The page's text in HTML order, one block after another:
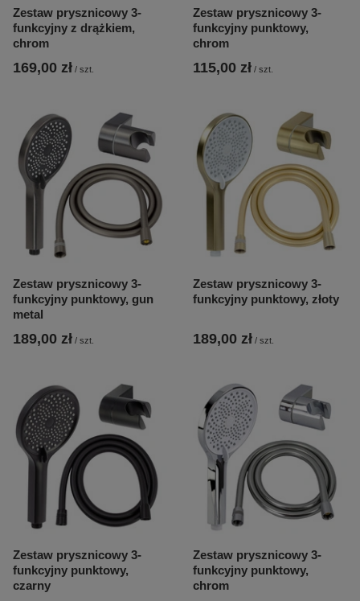
Zestaw prysznicowy 3-
funkcyjny z drążkiem,
chrom
169,00 zł / szt.
Zestaw prysznicowy 3-
funkcyjny punktowy,
chrom
115,00 zł / szt.
Zestaw prysznicowy 3-
funkcyjny punktowy, gun
metal
189,00 zł / szt.
Zestaw prysznicowy 3-
funkcyjny punktowy, złoty
189,00 zł / szt.
Zestaw prysznicowy 3-
funkcyjny punktowy,
czarny
Zestaw prysznicowy 3-
funkcyjny punktowy,
chrom